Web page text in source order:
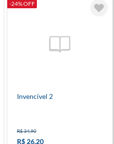
-24% OFF
Invencível 2
R$ 34,90
R$ 26,20